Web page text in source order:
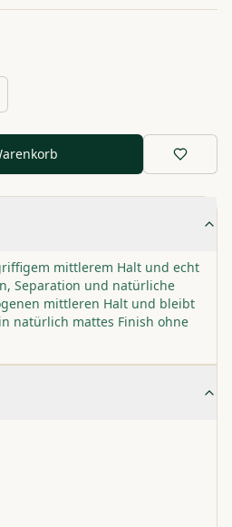
mittlerem Halt und echt
Separation und natürliche
mittleren Halt und bleibt
natürlich mattes Finish ohne